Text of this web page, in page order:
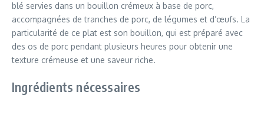
blé servies dans un bouillon crémeux à base de porc,
accompagnées de tranches de porc, de légumes et d’œufs. La
particularité de ce plat est son bouillon, qui est préparé avec
des os de porc pendant plusieurs heures pour obtenir une
texture crémeuse et une saveur riche.
Ingrédients nécessaires